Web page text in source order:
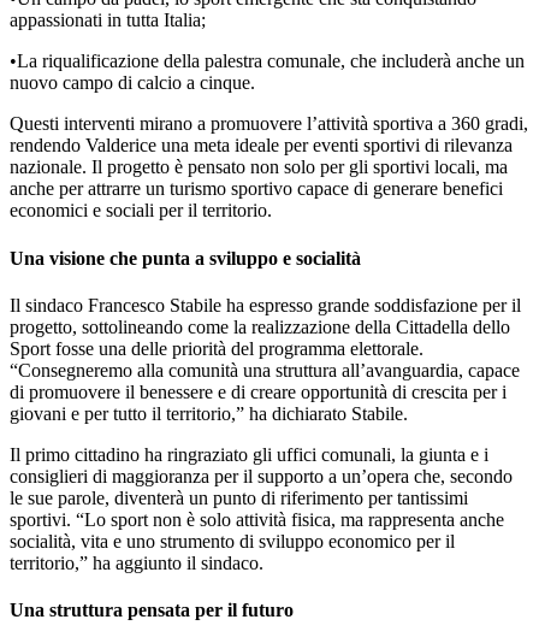
appassionati in tutta Italia;
•La riqualificazione della palestra comunale, che includerà anche un
nuovo campo di calcio a cinque.
Questi interventi mirano a promuovere l’attività sportiva a 360 gradi,
rendendo Valderice una meta ideale per eventi sportivi di rilevanza
nazionale. Il progetto è pensato non solo per gli sportivi locali, ma
anche per attrarre un turismo sportivo capace di generare benefici
economici e sociali per il territorio.
Una visione che punta a sviluppo e socialità
Il sindaco Francesco Stabile ha espresso grande soddisfazione per il
progetto, sottolineando come la realizzazione della Cittadella dello
Sport fosse una delle priorità del programma elettorale.
“Consegneremo alla comunità una struttura all’avanguardia, capace
di promuovere il benessere e di creare opportunità di crescita per i
giovani e per tutto il territorio,” ha dichiarato Stabile.
Il primo cittadino ha ringraziato gli uffici comunali, la giunta e i
consiglieri di maggioranza per il supporto a un’opera che, secondo
le sue parole, diventerà un punto di riferimento per tantissimi
sportivi. “Lo sport non è solo attività fisica, ma rappresenta anche
socialità, vita e uno strumento di sviluppo economico per il
territorio,” ha aggiunto il sindaco.
Una struttura pensata per il futuro